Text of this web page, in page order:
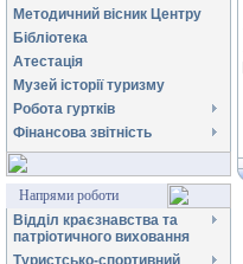
Методичний вісник Центру
Бібліотека
Атестація
Музей історії туризму
Робота гуртків
Фінансова звітність
Напрями роботи
Відділ краєзнавства та
патріотичного виховання
Туристсько-спортивний